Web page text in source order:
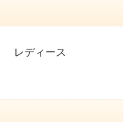
レディース